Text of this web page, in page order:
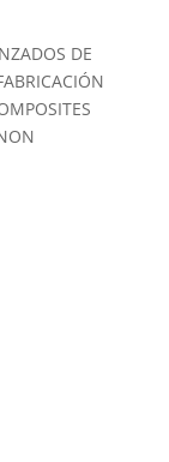
DE